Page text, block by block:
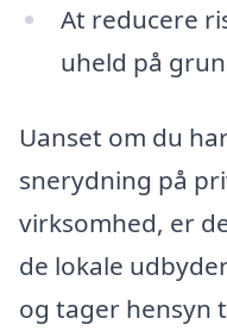
At reducere
uheld på
Uanset om du
snerydning på
virksomhed, er
de lokale
og tager hensyn